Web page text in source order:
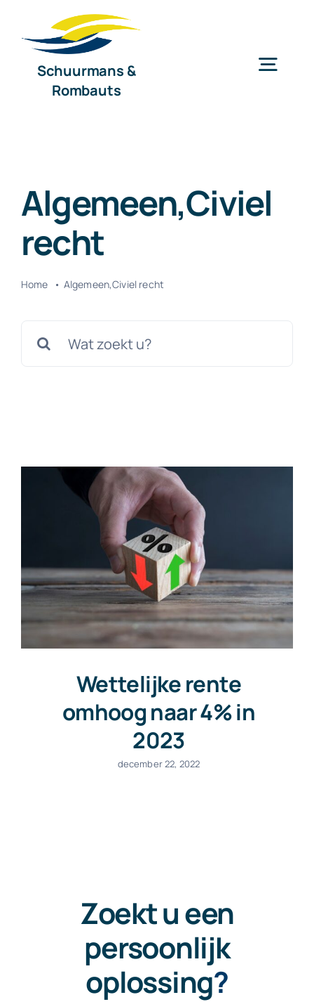
naar
Schuurmans &
Rombauts
Nieuws
Algemeen,Civiel
recht
Home Algemeen,Civiel recht
naar:
Wettelijke rente
omhoog naar 4% in
2023
december 22, 2022
Zoekt u een
persoonlijk
oplossing?